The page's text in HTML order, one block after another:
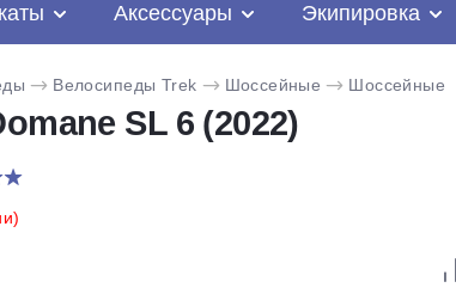
Аксессуары Экипировка
Велосипеды Trek Шоссейные Шоссейные
SL 6 (2022)